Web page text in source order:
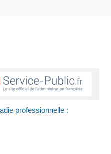
professionnelle :